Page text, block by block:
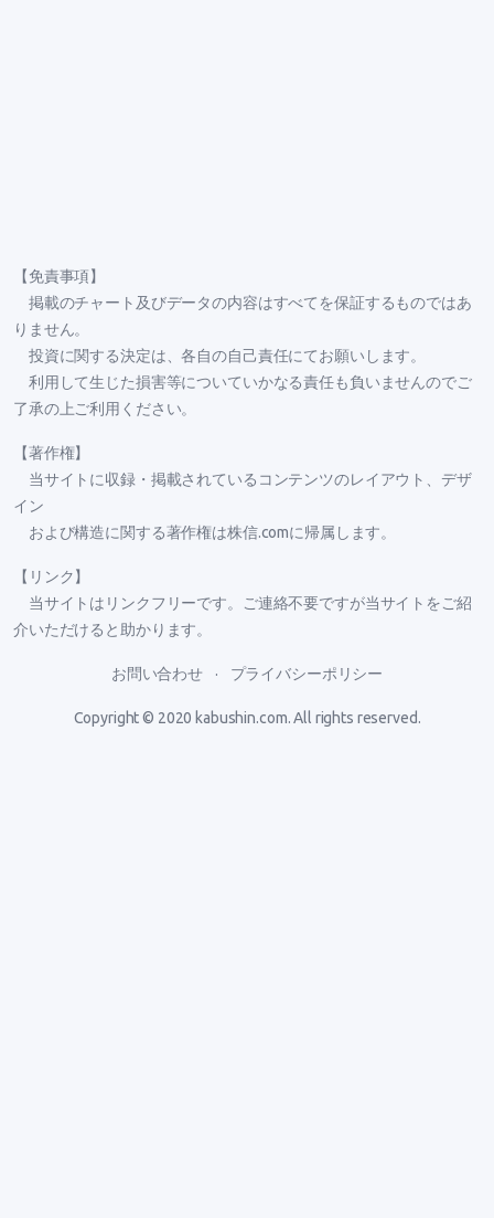
【免責事項】
掲載のチャート及びデータの内容はすべてを保証するものではあ
りません。
投資に関する決定は、各自の自己責任にてお願いします。
利用して生じた損害等についていかなる責任も負いませんのでご
了承の上ご利用ください。
【著作権】
当サイトに収録・掲載されているコンテンツのレイアウト、デザ
イン
および構造に関する著作権は株信.comに帰属します。
【リンク】
当サイトはリンクフリーです。ご連絡不要ですが当サイトをご紹
介いただけると助かります。
お問い合わせ プライバシーポリシー
Copyright © 2020 kabushin.com. All rights reserved.